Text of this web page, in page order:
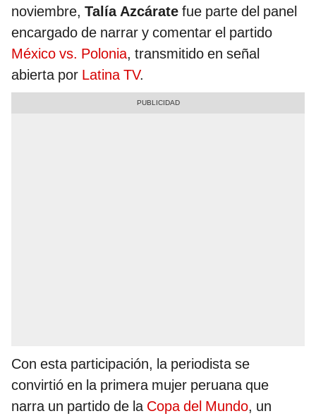
noviembre, Talía Azcárate fue parte del panel
encargado de narrar y comentar el partido
México vs. Polonia, transmitido en señal
abierta por Latina TV.
Con esta participación, la periodista se
convirtió en la primera mujer peruana que
narra un partido de la Copa del Mundo, un